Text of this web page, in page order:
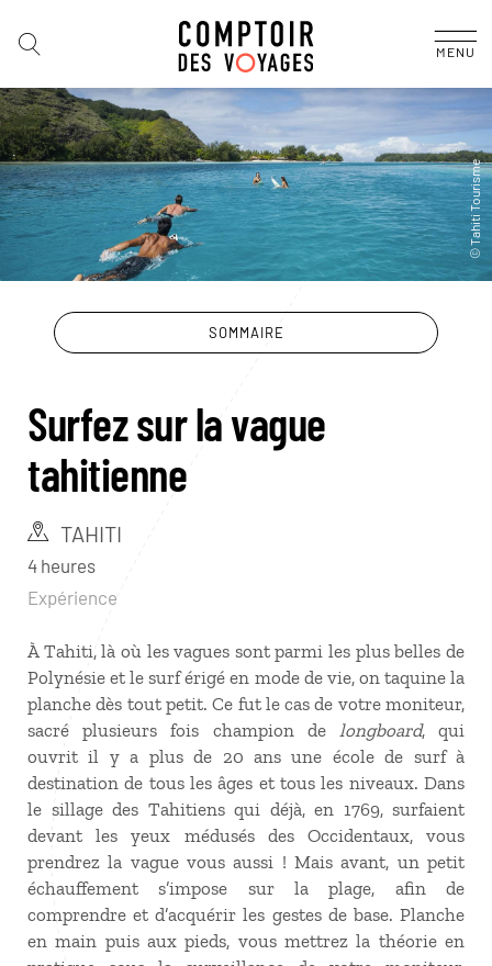
MENU
SOMMAIRE
Surfez sur la vague
tahitienne
TAHITI
4 heures
Expérience
À Tahiti, là où les vagues sont parmi les plus belles de
Polynésie et le surf érigé en mode de vie, on taquine la
planche dès tout petit. Ce fut le cas de votre moniteur,
sacré plusieurs fois champion de longboard, qui
ouvrit il y a plus de 20 ans une école de surf à
destination de tous les âges et tous les niveaux. Dans
le sillage des Tahitiens qui déjà, en 1769, surfaient
devant les yeux médusés des Occidentaux, vous
prendrez la vague vous aussi ! Mais avant, un petit
échauffement s’impose sur la plage, afin de
comprendre et d’acquérir les gestes de base. Planche
en main puis aux pieds, vous mettrez la théorie en